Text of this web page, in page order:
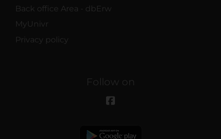
Back office Area - dbErw
MyUnivr
Privacy policy
Follow on